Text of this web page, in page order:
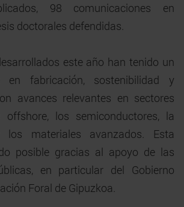
98 comunicaciones en
doctorales defendidas.
este año han tenido un
en fabricación, sostenibilidad y
avances relevantes en sectores
los semiconductores, la
los materiales avanzados. Esta
posible gracias al apoyo de las
en particular del Gobierno
Foral de Gipuzkoa.